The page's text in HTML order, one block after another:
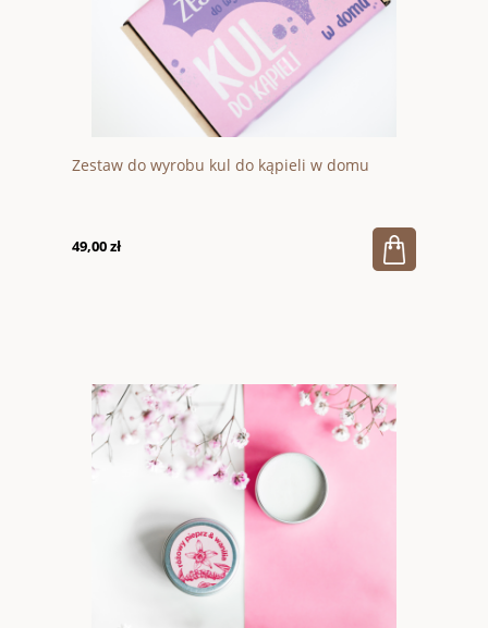
Zestaw do wyrobu kul do kąpieli w domu
49,00 zł